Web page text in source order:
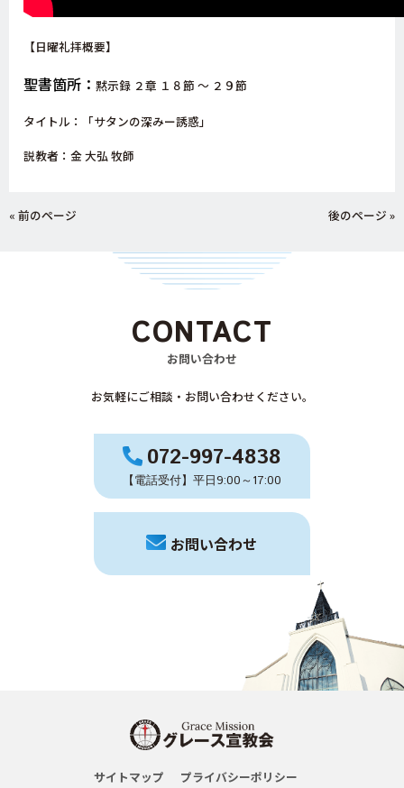
【日曜礼拝概要】
聖書箇所： 黙示録 ２章 １８節 ～ ２９節
タイトル：「サタンの深みー誘惑」
説教者：金 大弘 牧師
« 前のページ 後のページ »
CONTACT
お問い合わせ
お気軽にご相談・お問い合わせください。
072-997-4838
【電話受付】平日9:00～17:00
お問い合わせ
サイトマップ プライバシーポリシー